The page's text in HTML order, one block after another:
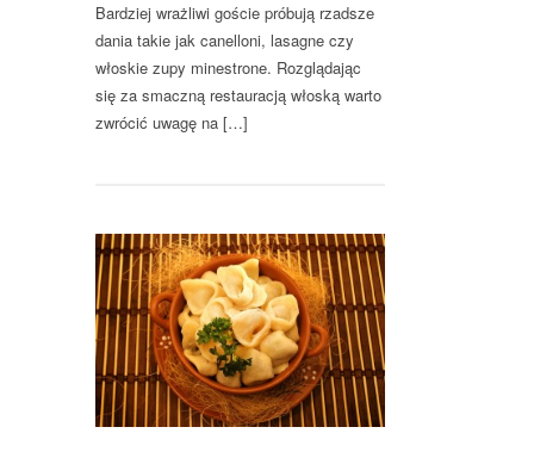
Bardziej wrażliwi goście próbują rzadsze
dania takie jak canelloni, lasagne czy
włoskie zupy minestrone. Rozglądając
się za smaczną restauracją włoską warto
zwrócić uwagę na […]